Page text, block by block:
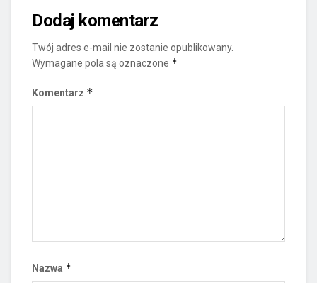
Dodaj komentarz
Twój adres e-mail nie zostanie opublikowany.
Wymagane pola są oznaczone *
Komentarz *
Nazwa *